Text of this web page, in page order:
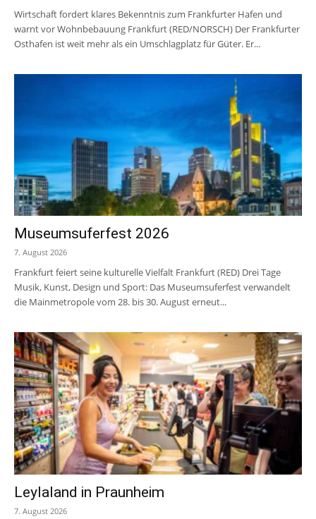
Wirtschaft fordert klares Bekenntnis zum Frankfurter Hafen und
warnt vor Wohnbebauung Frankfurt (RED/NORSCH) Der Frankfurter
Osthafen ist weit mehr als ein Umschlagplatz für Güter. Er...
Museumsuferfest 2026
7. August 2026
Frankfurt feiert seine kulturelle Vielfalt Frankfurt (RED) Drei Tage
Musik, Kunst, Design und Sport: Das Museumsuferfest verwandelt
die Mainmetropole vom 28. bis 30. August erneut...
Leylaland in Praunheim
7. August 2026